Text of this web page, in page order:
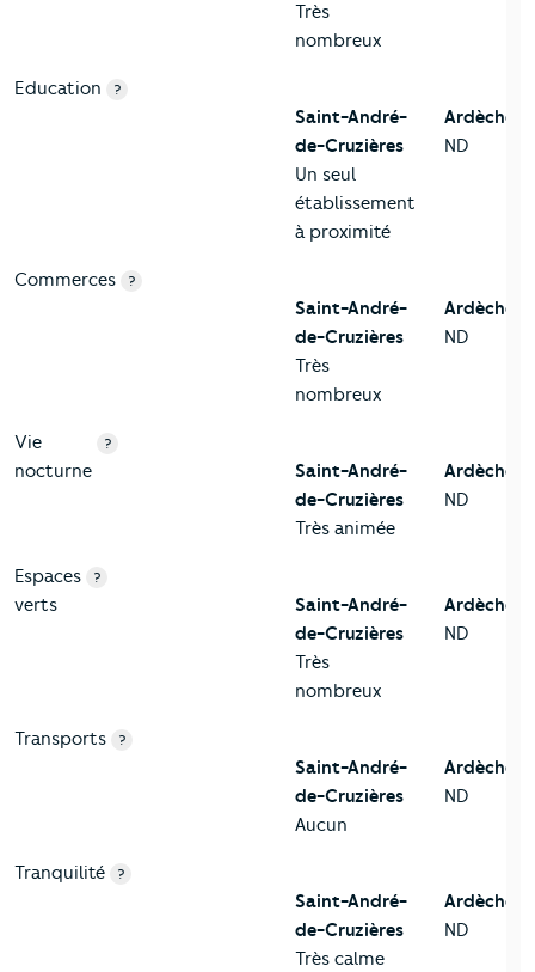
Très
nombreux
Education ?
Saint-André-
de-Cruzières
Un seul
établissement
à proximité
Ardèche
ND
Commerces ?
Saint-André-
de-Cruzières
Très
nombreux
Ardèche
ND
Vie
nocturne
?
Saint-André-
de-Cruzières
Très animée
Ardèche
ND
Espaces
verts
?
Saint-André-
de-Cruzières
Très
nombreux
Ardèche
ND
Transports ?
Saint-André-
de-Cruzières
Aucun
Ardèche
ND
Tranquilité ?
Saint-André-
de-Cruzières
Très calme
Ardèche
ND